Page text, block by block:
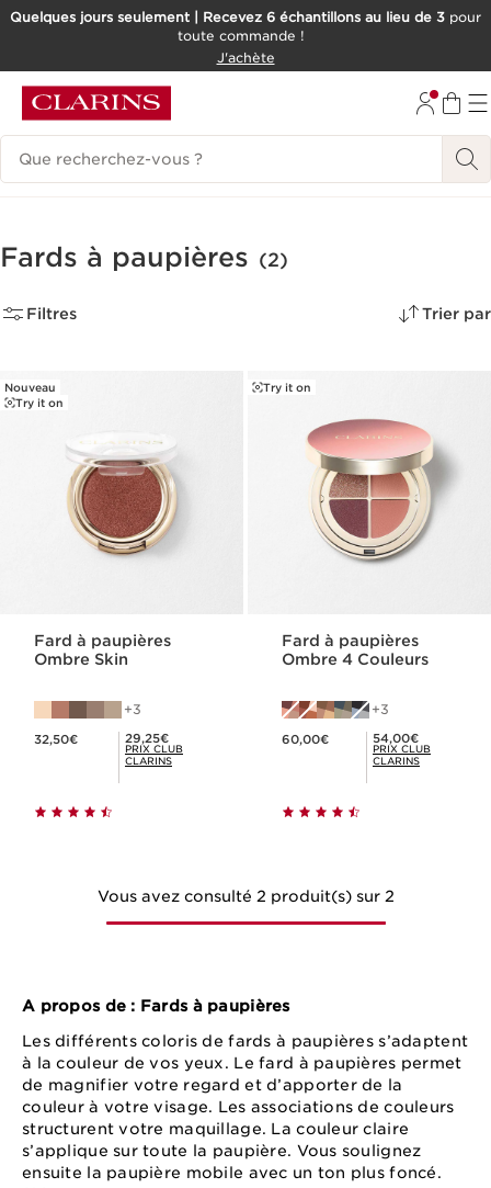
ALLER AU CONTENU
Quelques jours seulement | Recevez 6 échantillons au lieu de 3 pour
toute commande !
J'achète
Historique des recherches
Fards à paupières (2)
Filtres Trier par
Nouveau
Try it on
Fard à paupières
Ombre Skin
3
32,50€ Prix Club Clarins 29,25€
29,25€
PRIX CLUB
CLARINS
Try it on
Fard à paupières
Ombre 4 Couleurs
3
60,00€ Prix Club Clarins 54,00€
54,00€
PRIX CLUB
CLARINS
Vous avez consulté 2 produit(s) sur 2
A propos de : Fards à paupières
Les différents coloris de fards à paupières s’adaptent
à la couleur de vos yeux. Le fard à paupières permet
de magnifier votre regard et d’apporter de la
couleur à votre visage. Les associations de couleurs
structurent votre maquillage. La couleur claire
s’applique sur toute la paupière. Vous soulignez
ensuite la paupière mobile avec un ton plus foncé.